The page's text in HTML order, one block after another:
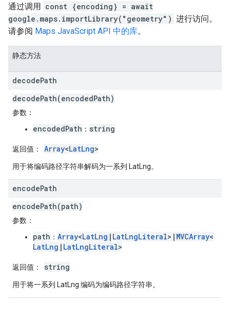
通过调用 const {encoding} = await
google.maps.importLibrary("geometry") 进行访问。
请参阅 Maps JavaScript API 中的库。
静态方法
decodePath
decodePath(encodedPath)
参数 ：
encodedPath ： string
返回值 ： Array<LatLng>
用于将编码路径字符串解码为一系列 LatLng。
encodePath
encodePath(path)
参数 ：
path ： Array<LatLng | LatLngLiteral>| MVCArray<
LatLng | LatLngLiteral>
返回值 ： string
用于将一系列 LatLng 编码为编码路径字符串。